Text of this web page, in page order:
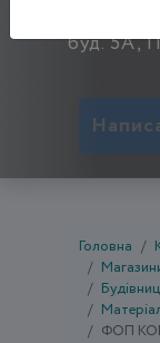
буд. 5А,
Головна
ФОП